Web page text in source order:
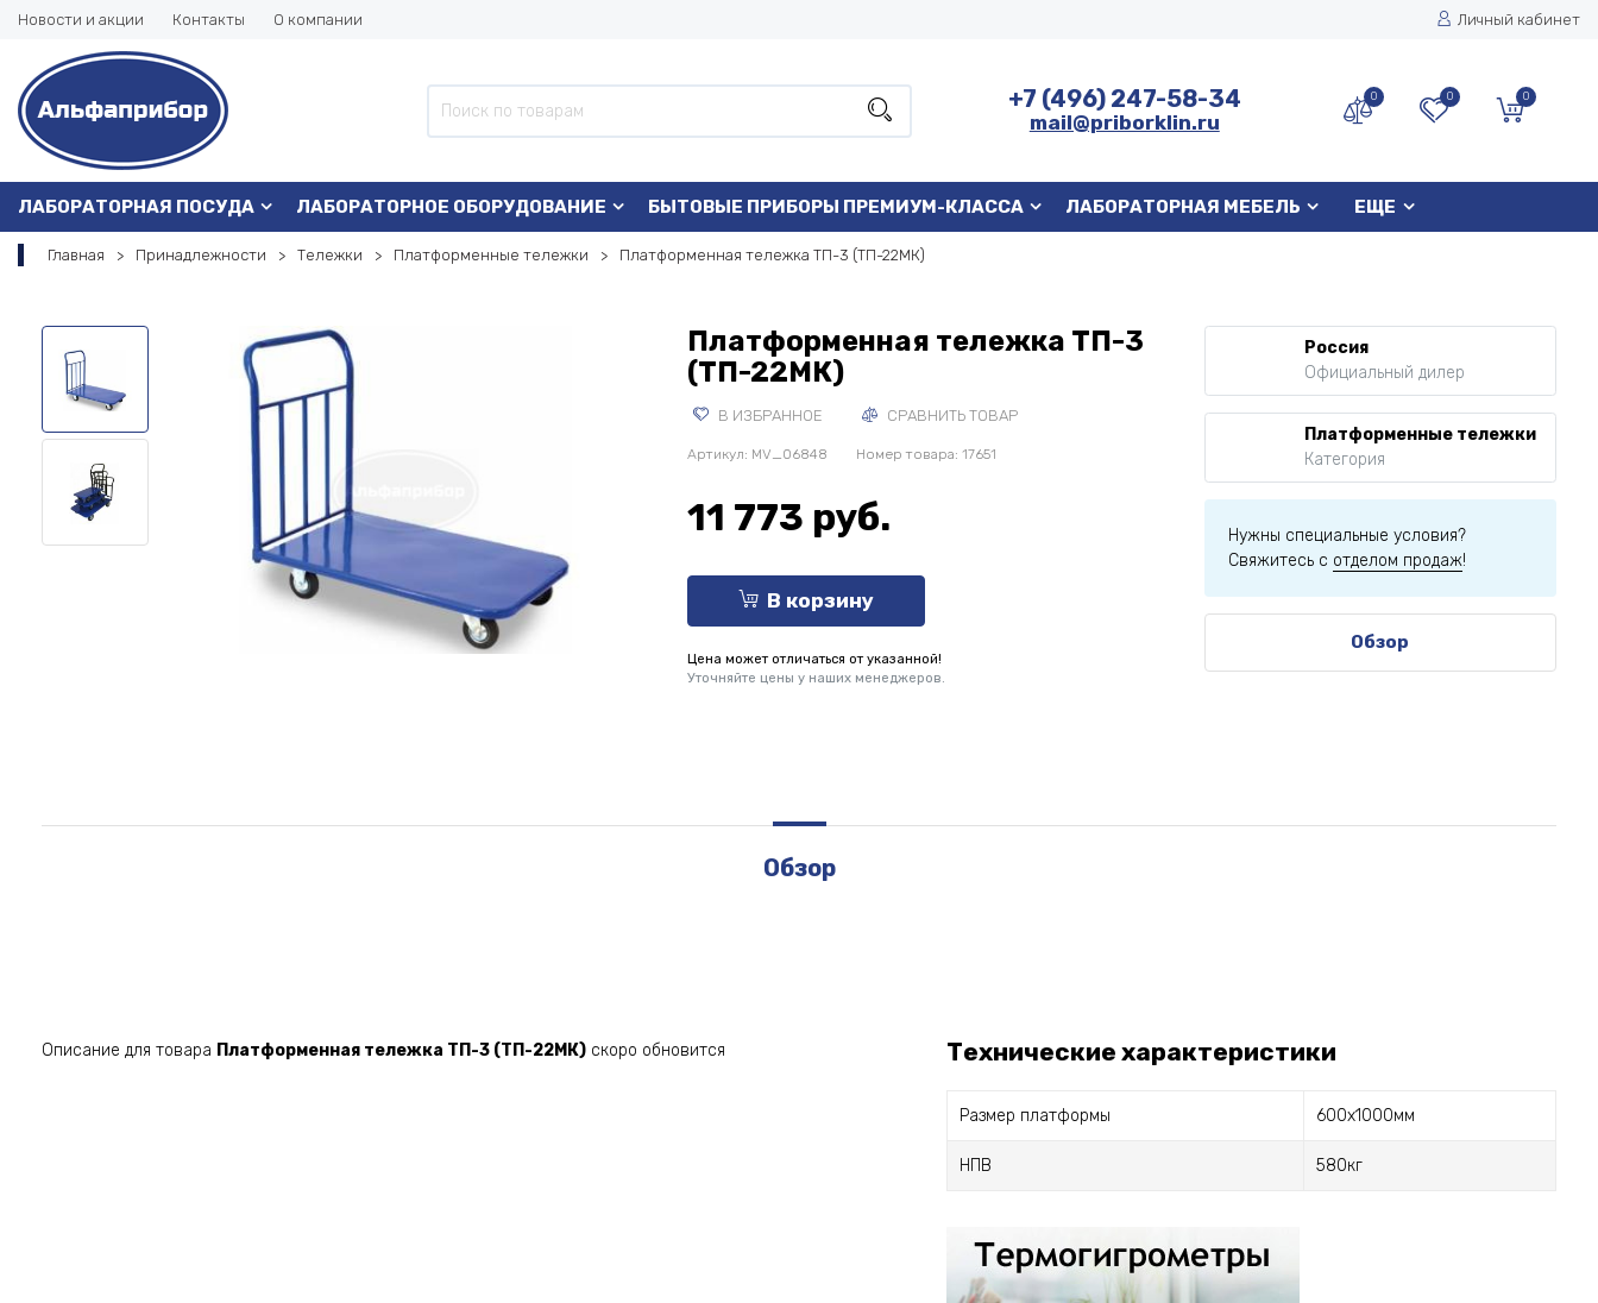
Новости и акции Контакты О компании Личный кабинет
+7 (496) 247-58-34
mail@priborklin.ru
0 0 0
ЛАБОРАТОРНАЯ ПОСУДА ЛАБОРАТОРНОЕ ОБОРУДОВАНИЕ БЫТОВЫЕ ПРИБОРЫ ПРЕМИУМ-КЛАССА ЛАБОРАТОРНАЯ МЕБЕЛЬ ЕЩЕ
Главная Принадлежности Тележки Платформенные тележки Платформенная тележка ТП-3 (ТП-22МК)
Платформенная тележка ТП-3
(ТП-22МК)
В ИЗБРАННОЕ СРАВНИТЬ ТОВАР
Артикул: MV_06848 Номер товара: 17651
11 773 руб.
В корзину
Цена может отличаться от указанной!
Уточняйте цены у наших менеджеров.
Россия
Официальный дилер
Платформенные тележки
Категория
Нужны специальные условия?
Свяжитесь с отделом продаж!
Обзор
Обзор
Описание для товара Платформенная тележка ТП-3 (ТП-22МК) скоро обновится Технические характеристики
Размер платформы 600х1000мм
НПВ 580кг